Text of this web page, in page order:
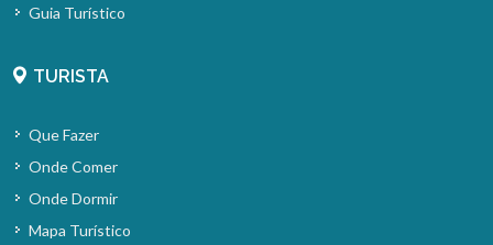
Guia Turístico
TURISTA
Que Fazer
Onde Comer
Onde Dormir
Mapa Turístico